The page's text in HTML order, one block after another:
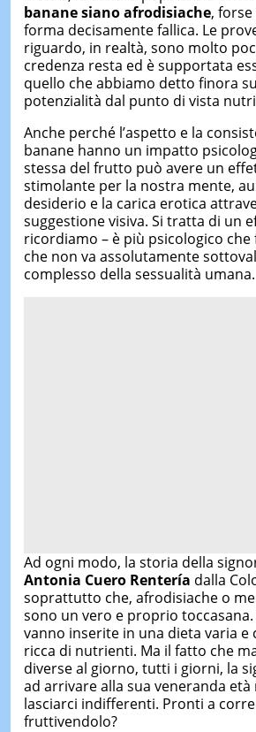
banane siano afrodisiache,
forma decisamente fallica. Le
riguardo, in realtà, sono molto
credenza resta ed è supportata
quello che abbiamo detto finora
potenzialità dal punto di vista
Anche perché l’aspetto e la
banane hanno un impatto
stessa del frutto può avere un
stimolante per la nostra mente,
desiderio e la carica erotica
suggestione visiva. Si tratta di un
ricordiamo – è più psicologico che
che non va assolutamente
complesso della sessualità umana.
Ad ogni modo, la storia della
Antonia Cuero Rentería dalla
soprattutto che, afrodisiache o
sono un vero e proprio toccasana.
vanno inserite in una dieta varia e
ricca di nutrienti. Ma il fatto che
diverse al giorno, tutti i giorni, la
ad arrivare alla sua veneranda
lasciarci indifferenti. Pronti a
fruttivendolo?